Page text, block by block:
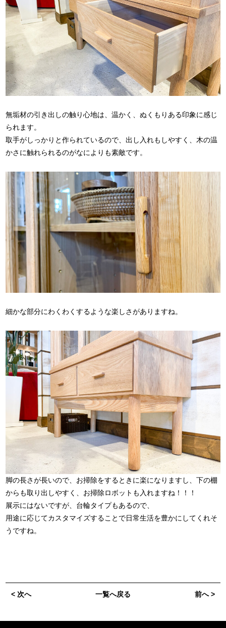
無垢材の引き出しの触り心地は、温かく、ぬくもりある印象に感じ
られます。
取手がしっかりと作られているので、出し入れもしやすく、木の温
かさに触れられるのがなによりも素敵です。
細かな部分にわくわくするような楽しさがありますね。
脚の長さが長いので、お掃除をするときに楽になりますし、下の棚
からも取り出しやすく、お掃除ロボットも入れますね！！！
展示にはないですが、台輪タイプもあるので、
用途に応じてカスタマイズすることで日常生活を豊かにしてくれそ
うですね。
< 次へ 前へ >
一覧へ戻る